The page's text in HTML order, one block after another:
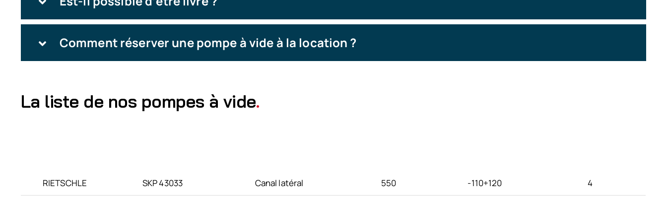
Comment réserver une pompe à vide à la location ?
La liste de nos pompes à vide.
RIETSCHLE SKP 43033 Canal latéral 550 -110+120 4